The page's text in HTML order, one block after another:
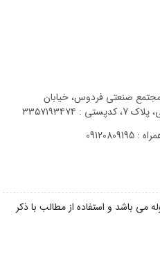
مجتمع صنعتی فردوس، خیابان
۳۳۵۷۱۹۳۴۷۴
می باشد و استفاده از مطالب با ذکر